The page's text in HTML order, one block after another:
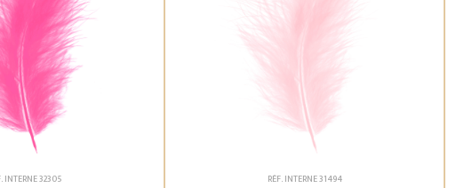
INTERNE 32305 RÉF. INTERNE 31494